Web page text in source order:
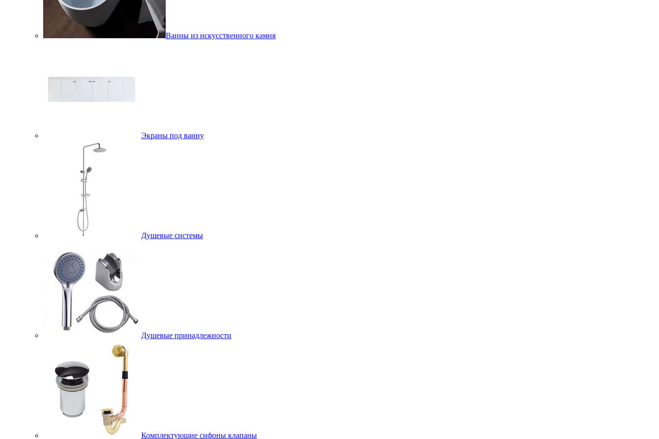
Ванны из искусственного камня
Экраны под ванну
Душевые системы
Душевые принадлежности
Комплектующие сифоны клапаны